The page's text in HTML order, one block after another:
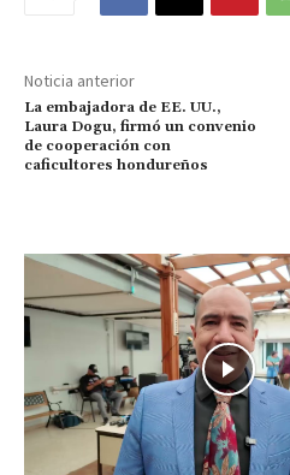
Noticia anterior
La embajadora de EE. UU.,
Laura Dogu, firmó un convenio
de cooperación con
caficultores hondureños